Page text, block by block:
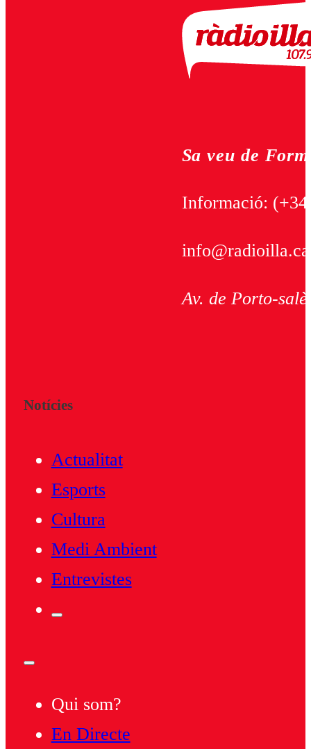
Sa veu de
Informació:
Av. de Porto-
Notícies
Actualitat
Esports
Cultura
Medi Ambient
Entrevistes
Qui som?
En Directe